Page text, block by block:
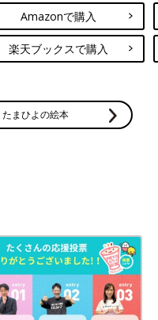
Amazonで購入
楽天ブックスで購入
たまひよの絵本